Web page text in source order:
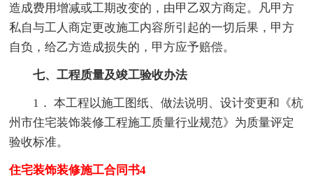
造成费用增减或工期改变的，由甲乙双方商定。凡甲方
私自与工人商定更改施工内容所引起的一切后果，甲方
自负，给乙方造成损失的，甲方应予赔偿。
七、工程质量及竣工验收办法
1． 本工程以施工图纸、做法说明、设计变更和《杭
州市住宅装饰装修工程施工质量行业规范》为质量评定
验收标准。
住宅装饰装修施工合同书4